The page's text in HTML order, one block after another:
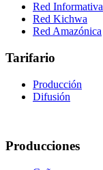
Red Informativa
Red Kichwa
Red Amazónica
Tarifario
Producción
Difusión
Producciones